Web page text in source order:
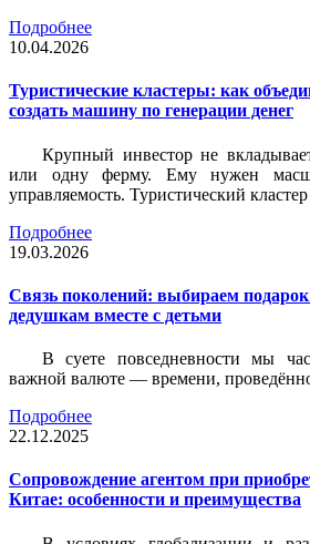
Подробнее
10.04.2026
Туристические кластеры: как
создать машину по генерации денег
Крупный инвестор не
или одну ферму. Ему нужен
управляемость. Туристический кластер
Подробнее
19.03.2026
Связь поколений: выбираем
дедушкам вместе с детьми
В суете повседневности мы
важной валюте — времени,
Подробнее
22.12.2025
Сопровождение агентом при
Китае: особенности и преимущества